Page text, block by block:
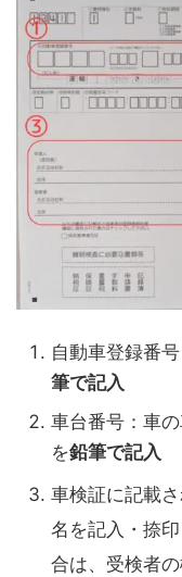
自動車登録番
筆で記入
車台番号：車
を鉛筆で記入
車検証に記載
名を記入・捺
合は、受検者